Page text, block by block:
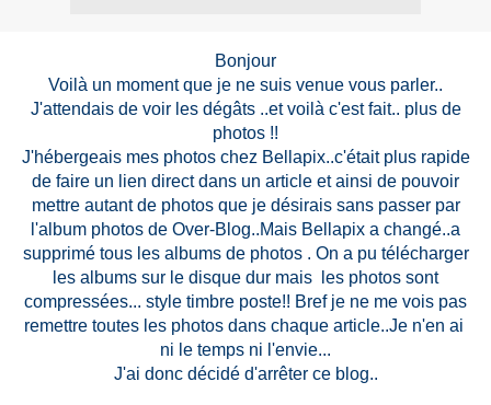
Bonjour
Voilà un moment que je ne suis venue vous parler..
J'attendais de voir les dégâts ..et voilà c'est fait.. plus de
photos !!
J'hébergeais mes photos chez Bellapix..c'était plus rapide
de faire un lien direct dans un article et ainsi de pouvoir
mettre autant de photos que je désirais sans passer par
l'album photos de Over-Blog..Mais Bellapix a changé..a
supprimé tous les albums de photos . On a pu télécharger
les albums sur le disque dur mais les photos sont
compressées... style timbre poste!! Bref je ne me vois pas
remettre toutes les photos dans chaque article..Je n'en ai
ni le temps ni l'envie...
J'ai donc décidé d'arrêter ce blog..